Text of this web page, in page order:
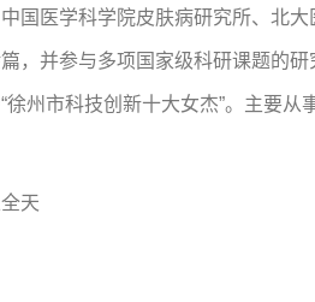
国医学科学院皮肤病研究所、北
，并参与多项国家级科研课题的
州市科技创新十大女杰”。主要
天